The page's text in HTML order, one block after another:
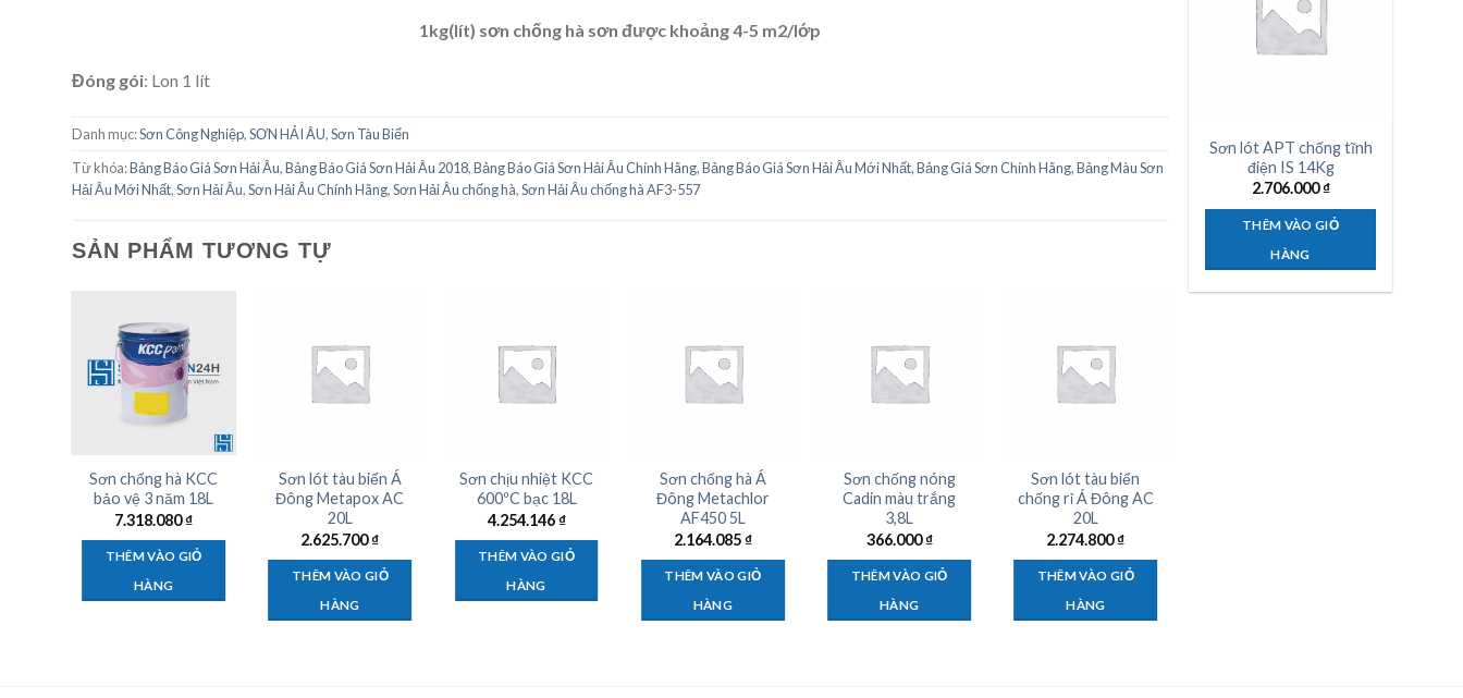
1kg(lít) sơn chống hà sơn được khoảng 4-5 m2/lớp
Đóng gói: Lon 1 lít
Danh mục:Sơn Công Nghiệp,SƠN HẢI ÂU,Sơn Tàu Biển
Từ khóa:Bảng Báo Giá Sơn Hải Âu,Bảng Báo Giá Sơn Hải Âu 2018,Bảng Báo Giá Sơn Hải Âu Chính Hãng,Bảng Báo Giá Sơn Hải Âu Mới Nhất,Bảng Giá Sơn Chính Hãng,Bảng Màu Sơn
Hải Âu Mới Nhất,Sơn Hải Âu,Sơn Hải Âu Chính Hãng,Sơn Hải Âu chống hà,Sơn Hải Âu chống hà AF3-557
SẢN PHẨM TƯƠNG TỰ
Sơn chống hà KCC
bảo vệ 3 năm 18L
7.318.080₫
THÊM VÀO GIỎ
HÀNG
Sơn lót tàu biển Á
Đông Metapox AC
20L
2.625.700₫
THÊM VÀO GIỎ
HÀNG
Sơn chịu nhiệt KCC
600ºC bạc 18L
4.254.146₫
THÊM VÀO GIỎ
HÀNG
Sơn chống hà Á
Đông Metachlor
AF450 5L
2.164.085₫
THÊM VÀO GIỎ
HÀNG
Sơn chống nóng
Cadin màu trắng
3,8L
366.000₫
THÊM VÀO GIỎ
HÀNG
Sơn lót tàu biển
chống rỉ Á Đông AC
20L
2.274.800₫
THÊM VÀO GIỎ
HÀNG
Sơn lót APT chống tĩnh
điện IS 14Kg
2.706.000₫
THÊM VÀO GIỎ
HÀNG